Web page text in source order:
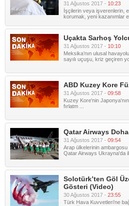
31 Ağustos 2017 - 10:23
İşçilerin veya işverenlerin,
korumak, yeni kazanımlar
Uçakta Sarhoş
31 Ağustos 2017 - 10:10
Meksika’nın ulusal
sayılı uçuşu, kriz geçiren
ABD Kuzey Kore
31 Ağustos 2017 - 09:58
Kuzey Kore'nin
fırlatm ...
Qatar Airways
31 Ağustos 2017 - 09:54
Arap ülkelerinin
Qatar Airways Ukrayna'da
Solotürk’ten Göl
Gösteri (Video)
30 Ağustos 2017 - 23:55
Türk Hava Kuvvetleri’ne